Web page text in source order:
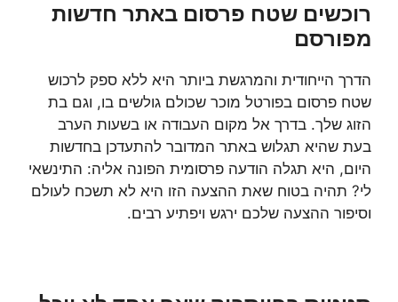
רוכשים שטח פרסום באתר חדשות
מפורסם
הדרך הייחודית והמרגשת ביותר היא ללא ספק לרכוש
שטח פרסום בפורטל מוכר שכולם גולשים בו, וגם בת
הזוג שלך. בדרך אל מקום העבודה או בשעות הערב
בעת שהיא תגלוש באתר המדובר להתעדכן בחדשות
היום, היא תגלה הודעה פרסומית הפונה אליה: התינשאי
לי? תהיה בטוח שאת ההצעה הזו היא לא תשכח לעולם
וסיפור ההצעה שלכם ירגש ויפתיע רבים.